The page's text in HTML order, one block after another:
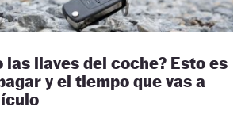
las llaves del coche? Esto es
y el tiempo que vas a